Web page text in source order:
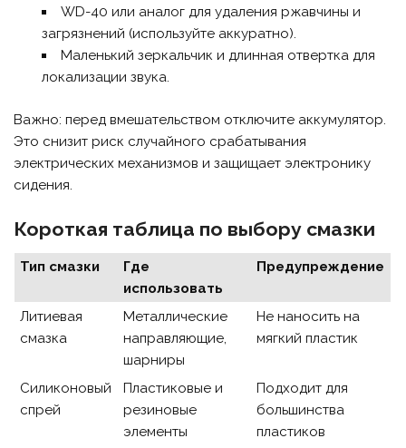
WD-40 или аналог для удаления ржавчины и
загрязнений (используйте аккуратно).
Маленький зеркальчик и длинная отвертка для
локализации звука.
Важно: перед вмешательством отключите аккумулятор.
Это снизит риск случайного срабатывания
электрических механизмов и защищает электронику
сидения.
Короткая таблица по выбору смазки
Тип смазки
Где
использовать
Предупреждение
Литиевая
смазка
Металлические
направляющие,
шарниры
Не наносить на
мягкий пластик
Силиконовый
спрей
Пластиковые и
резиновые
элементы
Подходит для
большинства
пластиков